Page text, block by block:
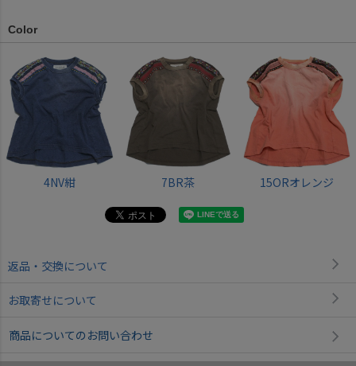
Color
4NV紺 7BR茶 15ORオレンジ
返品・交換について
お取寄せについて
商品についてのお問い合わせ